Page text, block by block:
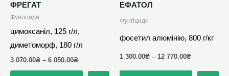
ФРЕГАТ
Фунгіциди
цимоксаніл, 125 г/л,
диметоморф, 180 г/л
3 070.00₴ – 6 050.00₴
ЕФАТОЛ
Фунгіциди
фосетил алюмінію, 800 г/кг
1 300.00₴ – 12 770.00₴
сторінці
товару